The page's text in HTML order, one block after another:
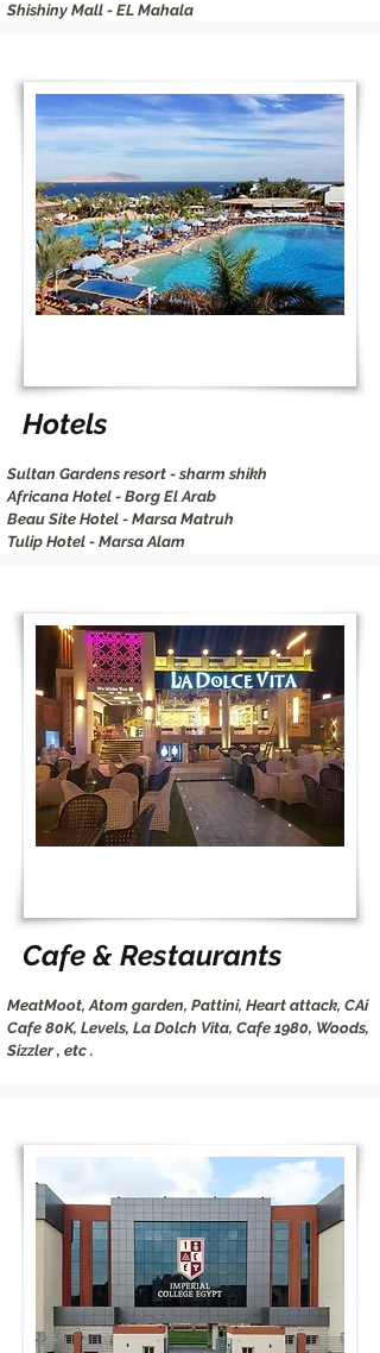
Shishiny Mall - EL Mahala
Hotels
Sultan Gardens resort - sharm shikh
Africana Hotel - Borg El Arab
Beau Site Hotel - Marsa Matruh
Tulip Hotel - Marsa Alam
Cafe & Restaurants
MeatMoot, Atom garden, Pattini, Heart attack, CAi
Cafe 80K, Levels, La Dolch Vita, Cafe 1980, Woods,
Sizzler , etc .